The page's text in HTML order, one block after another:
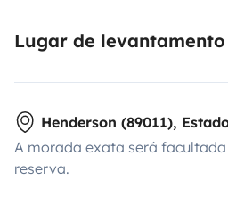
Lugar de
Henderson (89011),
A morada exata será
reserva.